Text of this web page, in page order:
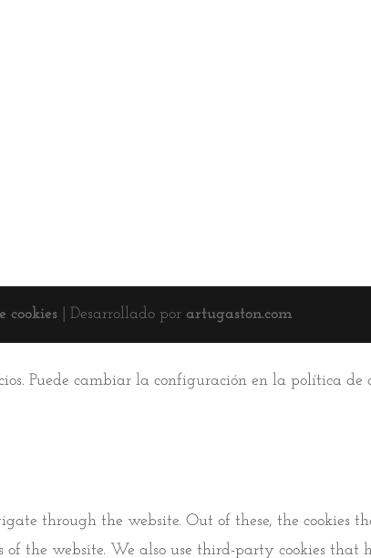
cookies| Desarrollado por artugaston.com
Puede cambiar la configuración en la política
through the website. Out of these, the cookies
of the website. We also use third-party cookies